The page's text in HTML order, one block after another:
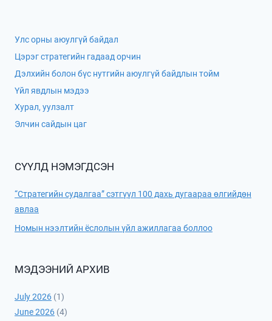
Улс орны аюулгүй байдал
Цэрэг стратегийн гадаад орчин
Дэлхийн болон бүс нутгийн аюулгүй байдлын тойм
Үйл явдлын мэдээ
Хурал, уулзалт
Элчин сайдын цаг
СҮҮЛД НЭМЭГДСЭН
“Стратегийн судалгаа” сэтгүүл 100 дахь дугаараа өлгийдөн
авлаа
Номын нээлтийн ёслолын үйл ажиллагаа боллоо
МЭДЭЭНИЙ АРХИВ
July 2026 (1)
June 2026 (4)